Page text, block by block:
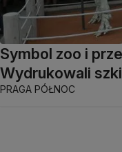
Symbol zoo i
Wydrukowali
PRAGA PÓŁNOC